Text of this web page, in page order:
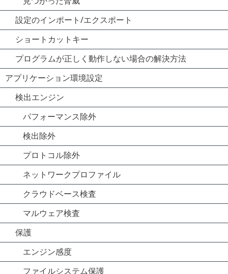
設定のインポート/エクスポート
ショートカットキー
プログラムが正しく動作しない場合の解決方法
アプリケーション環境設定
検出エンジン
パフォーマンス除外
検出除外
プロトコル除外
ネットワークプロファイル
クラウドベース検査
マルウェア検査
保護
エンジン感度
ファイルシステム保護